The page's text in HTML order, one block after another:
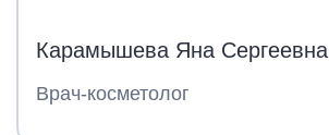
Карамышева Яна Сергеевна
Врач-косметолог